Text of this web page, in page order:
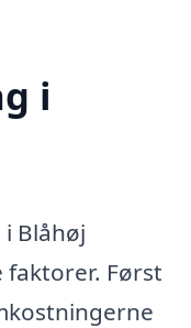
i
Blåhøj
Først